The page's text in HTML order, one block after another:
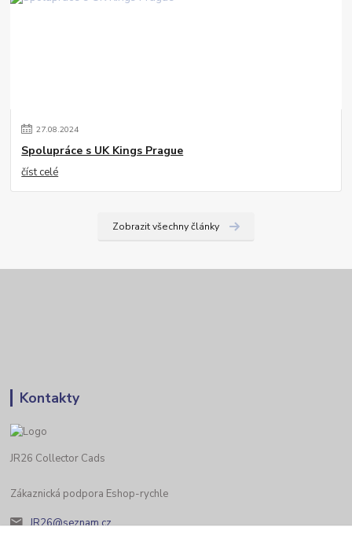
27.08.2024
Spolupráce s UK Kings Prague
číst celé
Zobrazit všechny články
Kontakty
JR26 Collector Cads
Zákaznická podpora Eshop-rychle
JR26@seznam.cz